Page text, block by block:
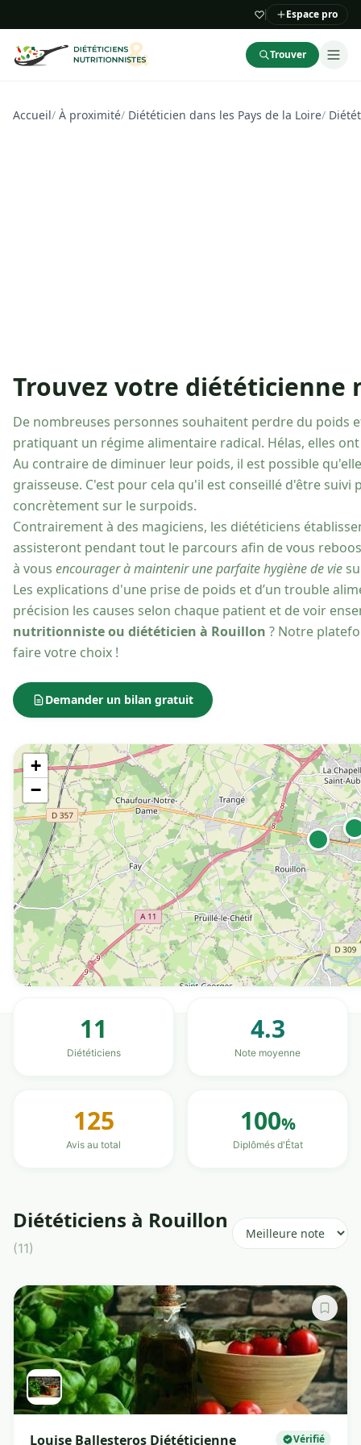
Espace pro
Trouver
Accueil/ À proximité/ Diététicien dans les Pays de la Loire/
Trouvez votre diététicienne
De nombreuses personnes souhaitent perdre du poids
pratiquant un régime alimentaire radical. Hélas, elles
Au contraire de diminuer leur poids, il est possible
graisseuse. C'est pour cela qu'il est conseillé d'être suivi
concrètement sur le surpoids.
Contrairement à des magiciens, les diététiciens
assisteront pendant tout le parcours afin de vous
à vous encourager à maintenir une parfaite hygiène de vie
Les explications d'une prise de poids et d’un trouble
précision les causes selon chaque patient et de voir
nutritionniste ou diététicien à Rouillon ? Notre
faire votre choix !
Demander un bilan gratuit
+
−
11
Diététiciens
4.3
Note moyenne
125
Avis au total
100%
Diplômés d'État
Diététiciens à Rouillon
(11)
Louise Ballesteros Diététicienne Vérifié